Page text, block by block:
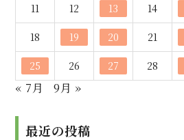
11 12 13 14
18 19 20 21
25 26 27 28
« 7月 9月 »
最近の投稿